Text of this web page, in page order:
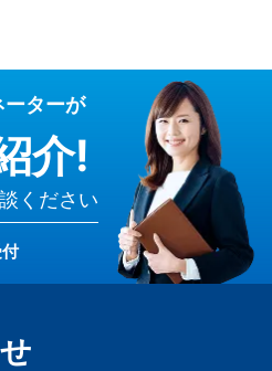
ーターが
介!
ください